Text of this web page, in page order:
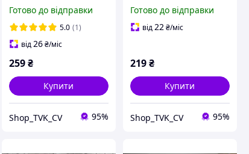
20 [114.3711200]
Готово до відправки
5.0 (1)
від26 ₴/міс
259 ₴
Купити
Shop_TVK_CV 95%
Готово до відправки
від22₴/міс
219₴
Купити
Shop_TVK_CV 95%